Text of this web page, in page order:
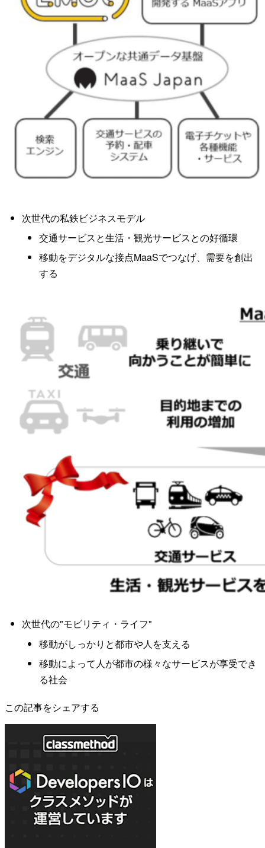
次世代の私鉄ビジネスモデル
交通サービスと生活・観光サービスとの好循環
移動をデジタルな接点MaaSでつなげ、需要を創出
する
次世代の"モビリティ・ライフ"
移動がしっかりと都市や人を支える
移動によって人が都市の様々なサービスが享受でき
る社会
この記事をシェアする